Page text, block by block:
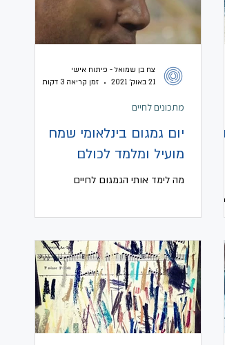
יום גמגום בינלאומי שמח
מועיל ומלמד לכולם
מה לימד אותי הגמגום לחיים
מתכונים לחיים
צח בן שמואל - פיתוח אישי
21 באוק׳ 2021
זמן קריאה 3 דקות